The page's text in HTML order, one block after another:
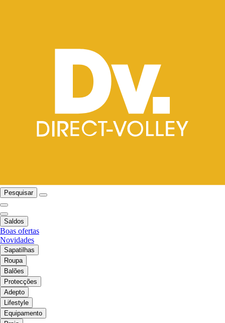
Pesquisar
Saldos
Boas ofertas
Novidades
Sapatilhas
Roupa
Balões
Protecções
Adepto
Lifestyle
Equipamento